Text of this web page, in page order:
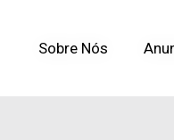
Sobre Nós
Sobre Nós